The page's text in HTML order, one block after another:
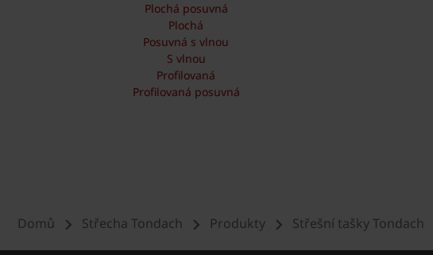
Plochá posuvná
Plochá
Posuvná s vlnou
S vlnou
Profilovaná
Profilovaná posuvná
Domů Střecha Tondach Produkty Střešní tašky Tondach